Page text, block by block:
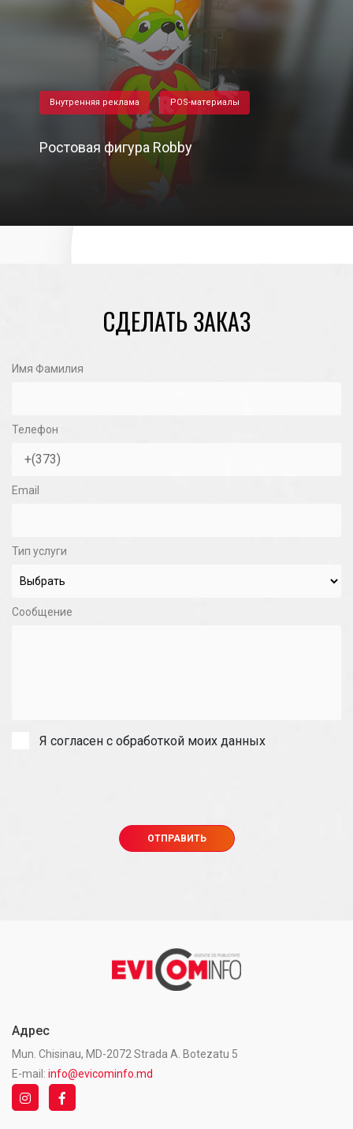
Внутренняя реклама POS-материалы
Ростовая фигура Robby
28/04/2023
СДЕЛАТЬ ЗАКАЗ
Имя Фамилия
Телефон
Email
Тип услуги
Сообщение
Я согласен с обработкой моих данных
Адрес
Mun. Chisinau, MD-2072 Strada A. Botezatu 5
E-mail: info@evicominfo.md